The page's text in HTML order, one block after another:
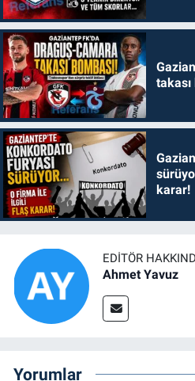
takası
karar!
EDITÖR
Ahmet Yavuz
Yorumlar